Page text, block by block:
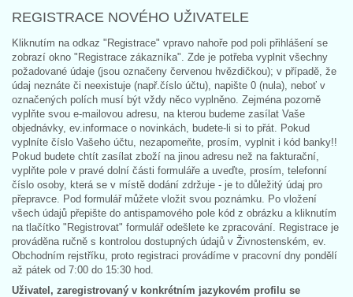
REGISTRACE NOVÉHO UŽIVATELE
Kliknutím na odkaz "Registrace" vpravo nahoře pod poli přihlášení se
zobrazí okno "Registrace zákazníka". Zde je potřeba vyplnit všechny
požadované údaje (jsou označeny červenou hvězdičkou); v případě, že
údaj neznáte či neexistuje (např.číslo účtu), napište 0 (nula), neboť v
označených polích musí být vždy něco vyplněno. Zejména pozorně
vyplňte svou e-mailovou adresu, na kterou budeme zasílat Vaše
objednávky, ev.informace o novinkách, budete-li si to přát. Pokud
vyplníte číslo Vašeho účtu, nezapomeňte, prosím, vyplnit i kód banky!!
Pokud budete chtít zasílat zboží na jinou adresu než na fakturační,
vyplňte pole v pravé dolní části formuláře a uveďte, prosím, telefonní
číslo osoby, která se v místě dodání zdržuje - je to důležitý údaj pro
přepravce. Pod formulář můžete vložit svou poznámku. Po vložení
všech údajů přepište do antispamového pole kód z obrázku a kliknutím
na tlačítko "Registrovat" formulář odešlete ke zpracování. Registrace je
prováděna ručně s kontrolou dostupných údajů v Živnostenském, ev.
Obchodním rejstříku, proto registraci provádíme v pracovní dny pondělí
až pátek od 7:00 do 15:30 hod.
Uživatel, zaregistrovaný v konkrétním jazykovém profilu se